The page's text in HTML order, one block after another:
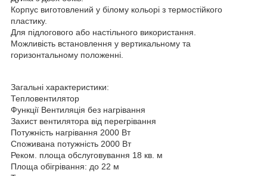
Корпус виготовлений у білому кольорі з термостійкого
пластику.
Для підлогового або настільного використання.
Можливість встановлення у вертикальному та
горизонтальному положенні.
Загальні характеристики:
Тепловентилятор
Функції Вентиляція без нагрівання
Захист вентилятора від перегрівання
Потужність нагрівання 2000 Вт
Споживана потужність 2000 Вт
Реком. площа обслуговування 18 кв. м
Площа обігрівання: до 22 м